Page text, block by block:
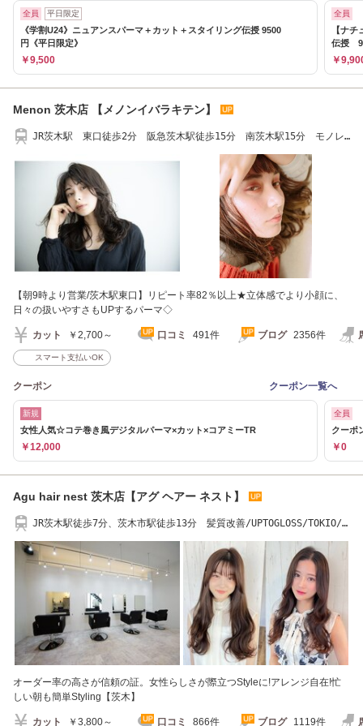
全員 平日限定
《学割U24》ニュアンスパーマ＋カット＋スタイリング伝授 9500
円《平日限定》
￥9,500
全員
【ナ
伝授
￥
Menon 茨木店 【メノンイバラキテン】
JR茨木駅 東口徒歩2分 阪急茨木駅徒歩15分 南茨木駅15分 モノレ
【朝9時より営業/茨木駅東口】リピート率82％以上★立体感でより小顔に、
日々の扱いやすさもUPするパーマ◇
カット ￥2,700～ 口コミ 491件 ブログ 2356件
スマート支払いOK
クーポン クーポン一覧へ
新規
女性人気☆コテ巻き風デジタルパーマ×カット×コアミーTR
￥12,000
全員
クーポ
￥0
Agu hair nest 茨木店【アグ ヘアー ネスト】
JR茨木駅徒歩7分、茨木市駅徒歩13分 髪質改善/UPTOGLOSS/TOKIO/
オーダー率の高さが信頼の証。女性らしさが際立つStyleに!アレンジ自在!忙
しい朝も簡単Styling【茨木】
カット ￥3,800～ 口コミ 866件 ブログ 1119件